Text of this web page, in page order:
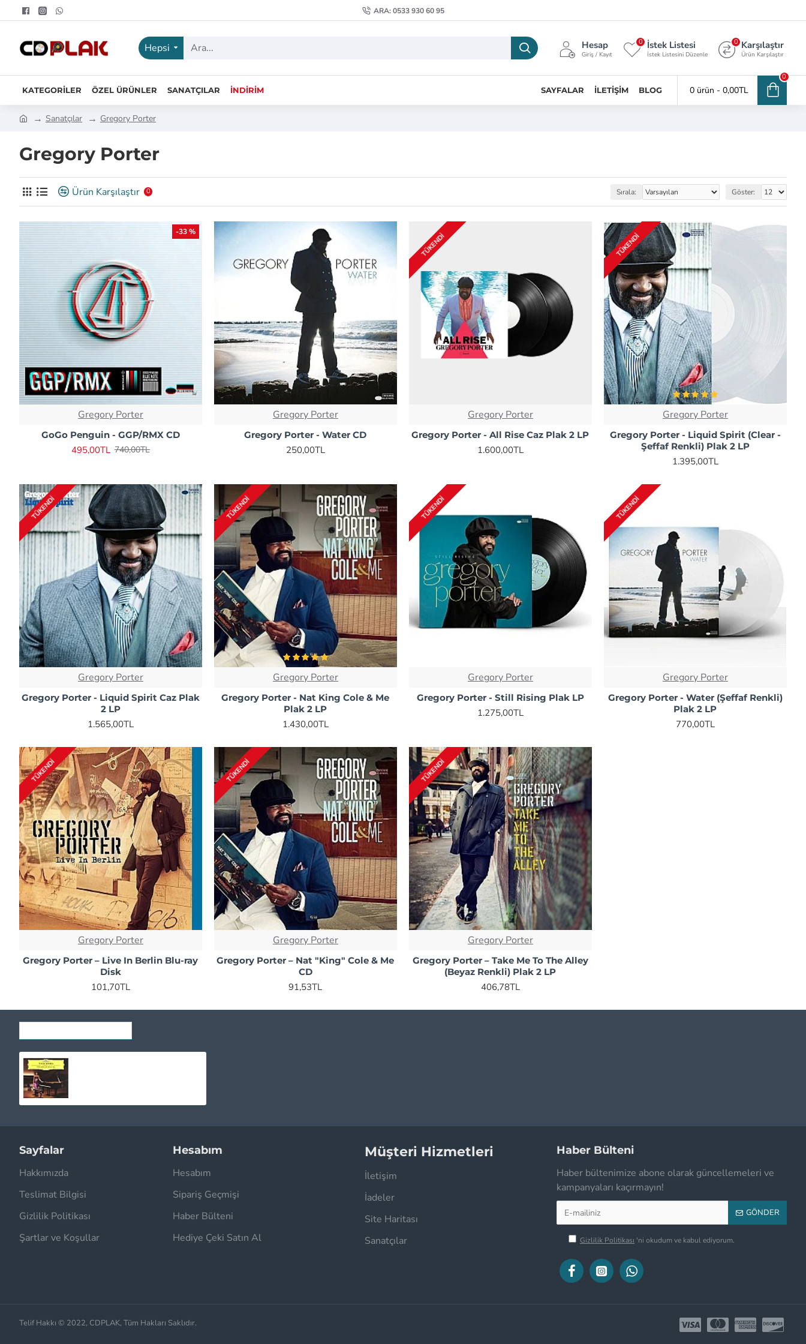
ARA: 0533 930 60 95
Hepsi Hesap
Giriş / Kayıt
İstek Listesi
İstek Listesini Düzenle
0 Karşılaştır
Ürün Karşılaştır
0
KATEGORILER ÖZEL ÜRÜNLER SANATÇILAR İNDIRIM SAYFALAR İLETIŞIM BLOG 0 ürün - 0,00TL
0
Sanatçılar Gregory Porter
Gregory Porter
Ürün Karşılaştır 0 Sırala: Göster:
-33 %
Gregory Porter
GoGo Penguin - GGP/RMX CD
495,00TL 740,00TL
Gregory Porter
Gregory Porter - Water CD
250,00TL
TÜKENDI
Gregory Porter
Gregory Porter - All Rise Caz Plak 2 LP
1.600,00TL
TÜKENDI
Gregory Porter
Gregory Porter - Liquid Spirit (Clear -
Şeffaf Renkli) Plak 2 LP
1.395,00TL
TÜKENDI
Gregory Porter
Gregory Porter - Liquid Spirit Caz Plak
2 LP
1.565,00TL
TÜKENDI
Gregory Porter
Gregory Porter - Nat King Cole & Me
Plak 2 LP
1.430,00TL
TÜKENDI
Gregory Porter
Gregory Porter - Still Rising Plak LP
1.275,00TL
TÜKENDI
Gregory Porter
Gregory Porter - Water (Şeffaf Renkli)
Plak 2 LP
770,00TL
TÜKENDI
Gregory Porter
Gregory Porter ‎– Live In Berlin Blu-ray
Disk
101,70TL
TÜKENDI
Gregory Porter
Gregory Porter ‎– Nat "King" Cole & Me
CD
91,53TL
TÜKENDI
Gregory Porter
Gregory Porter – Take Me To The Alley
(Beyaz Renkli) Plak 2 LP
406,78TL
Sayfalar
Hakkımızda
Teslimat Bilgisi
Gizlilik Politikası
Şartlar ve Koşullar
Hesabım
Hesabım
Sipariş Geçmişi
Haber Bülteni
Hediye Çeki Satın Al
Müşteri Hizmetleri
İletişim
İadeler
Site Haritası
Sanatçılar
Haber Bülteni
Haber bültenimize abone olarak güncellemeleri ve
kampanyaları kaçırmayın!
GÖNDER
Gizlilik Politikası 'ni okudum ve kabul ediyorum.
Telif Hakkı © 2022, CDPLAK, Tüm Hakları Saklıdır.